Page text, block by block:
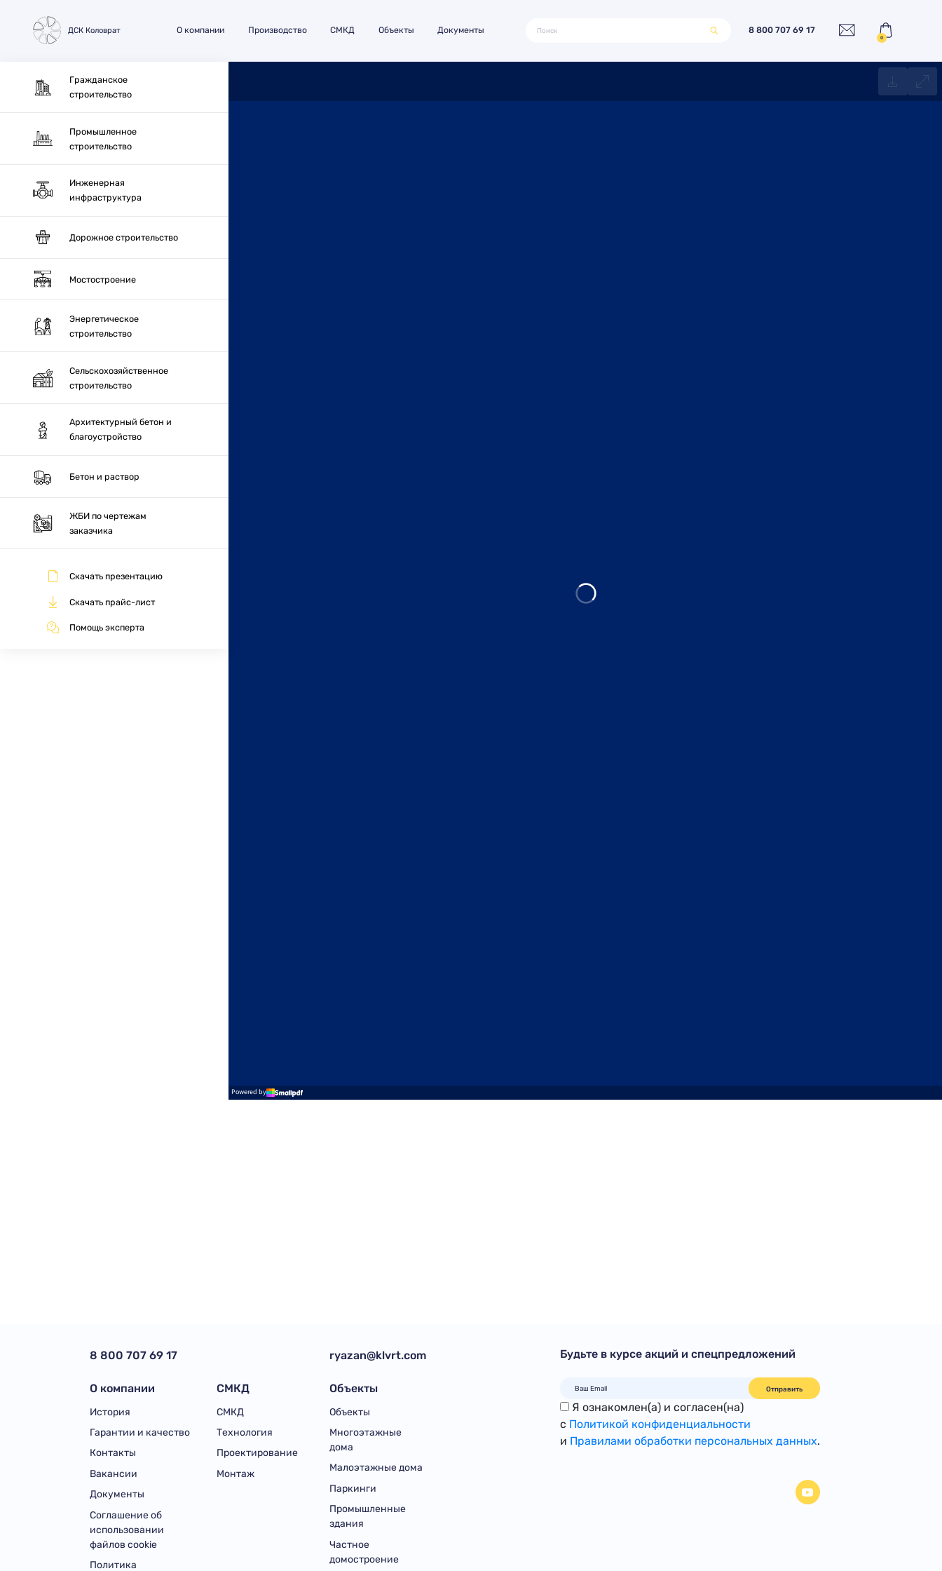
ДСК Коловрат О компании Производство СМКД Объекты Документы 8 800 707 69 17
0
Гражданское
строительство
Промышленное
строительство
Инженерная
инфраструктура
Дорожное строительство
Мостостроение
Энергетическое
строительство
Сельскохозяйственное
строительство
Архитектурный бетон и
благоустройство
Бетон и раствор
ЖБИ по чертежам
заказчика
Скачать презентацию
Скачать прайс-лист
Помощь эксперта
8 800 707 69 17
О компании
История
Гарантии и качество
Контакты
Вакансии
Документы
Соглашение об
использовании
файлов cookie
Политика
СМКД
СМКД
Технология
Проектирование
Монтаж
ryazan@klvrt.com
Объекты
Объекты
Многоэтажные
дома
Малоэтажные дома
Паркинги
Промышленные
здания
Частное
домостроение
Будьте в курсе акций и спецпредложений
Отправить
Я ознакомлен(а) и согласен(на)
с Политикой конфиденциальности
и Правилами обработки персональных данных.